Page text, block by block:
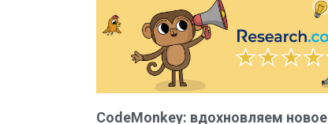
CodeMonkey: вдохновляем новое